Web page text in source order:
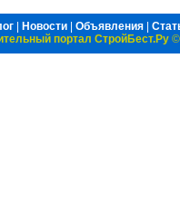
Новости Объявления
портал СтройБест.Ру